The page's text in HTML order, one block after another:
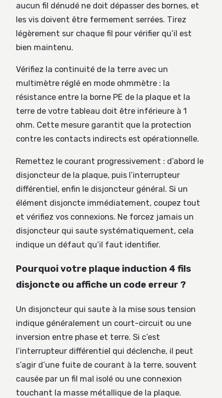
aucun fil dénudé ne doit dépasser des bornes, et
les vis doivent être fermement serrées. Tirez
légèrement sur chaque fil pour vérifier qu’il est
bien maintenu.
Vérifiez la continuité de la terre avec un
multimètre réglé en mode ohmmètre : la
résistance entre la borne PE de la plaque et la
terre de votre tableau doit être inférieure à 1
ohm. Cette mesure garantit que la protection
contre les contacts indirects est opérationnelle.
Remettez le courant progressivement : d’abord le
disjoncteur de la plaque, puis l’interrupteur
différentiel, enfin le disjoncteur général. Si un
élément disjoncte immédiatement, coupez tout
et vérifiez vos connexions. Ne forcez jamais un
disjoncteur qui saute systématiquement, cela
indique un défaut qu’il faut identifier.
Pourquoi votre plaque induction 4 fils
disjoncte ou affiche un code erreur ?
Un disjoncteur qui saute à la mise sous tension
indique généralement un court-circuit ou une
inversion entre phase et terre. Si c’est
l’interrupteur différentiel qui déclenche, il peut
s’agir d’une fuite de courant à la terre, souvent
causée par un fil mal isolé ou une connexion
touchant la masse métallique de la plaque.